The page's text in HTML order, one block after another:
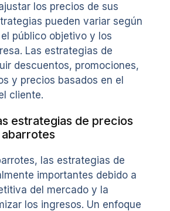
los precios de sus
pueden variar según
público objetivo y los
Las estrategias de
descuentos, promociones,
y precios basados en el
cliente.
estrategias de precios
las estrategias de
importantes debido a
del mercado y la
los ingresos. Un enfoque